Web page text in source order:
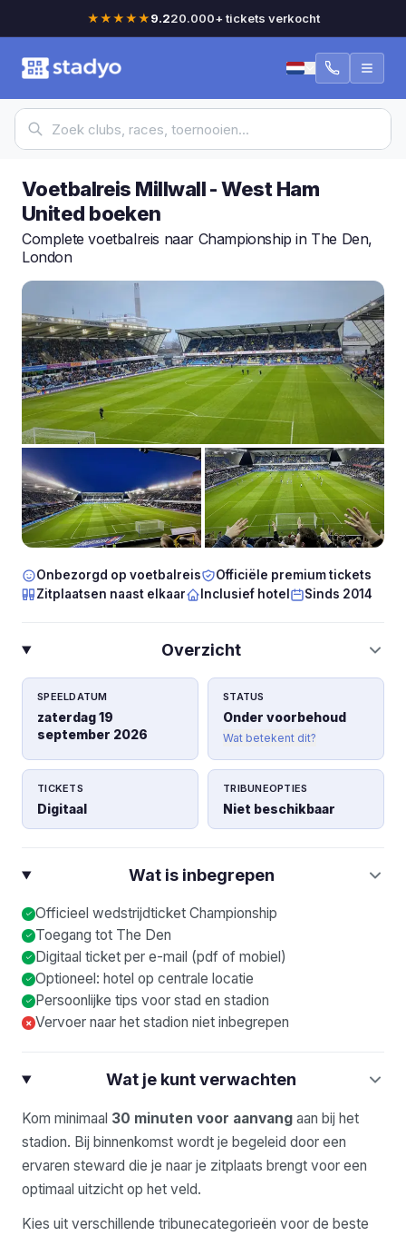
★★★★★9.220.000+ tickets verkocht
Voetbalreis Millwall - West Ham
United boeken
Complete voetbalreis naar Championship in The Den,
London
Onbezorgd op voetbalreis
Officiële premium tickets
Zitplaatsen naast elkaar
Inclusief hotel Sinds 2014
Overzicht
SPEELDATUM
zaterdag 19
september 2026
STATUS
Onder voorbehoud
Wat betekent dit?
TICKETS
Digitaal
TRIBUNEOPTIES
Niet beschikbaar
Wat is inbegrepen
Officieel wedstrijdticket Championship
Toegang tot The Den
Digitaal ticket per e-mail (pdf of mobiel)
Optioneel: hotel op centrale locatie
Persoonlijke tips voor stad en stadion
× Vervoer naar het stadion niet inbegrepen
Wat je kunt verwachten
Kom minimaal 30 minuten voor aanvang aan bij het
stadion. Bij binnenkomst wordt je begeleid door een
ervaren steward die je naar je zitplaats brengt voor een
optimaal uitzicht op het veld.
Kies uit verschillende tribunecategorieën voor de beste